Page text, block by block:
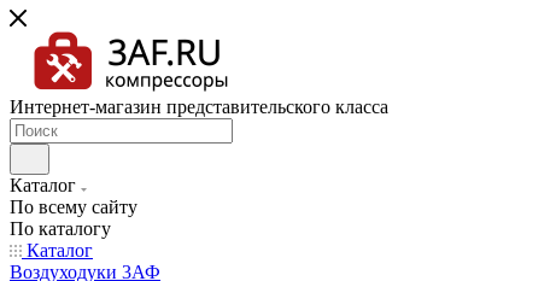
Интернет-магазин представительского класса
Каталог
По всему сайту
По каталогу
Каталог
Воздуходуки 3АФ